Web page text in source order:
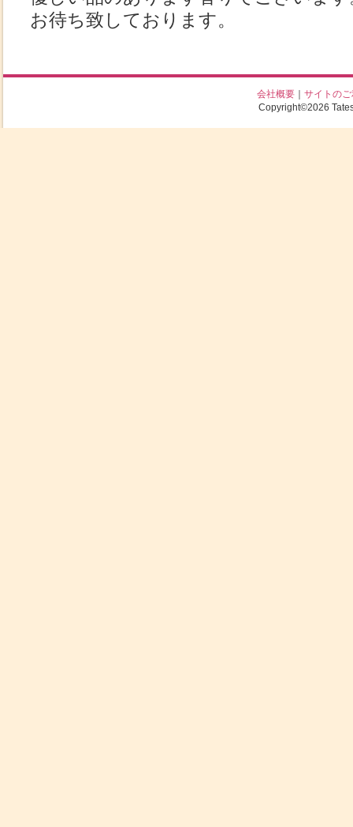
お待ち致しております。
会社概要
サイトの
Copyright©2026